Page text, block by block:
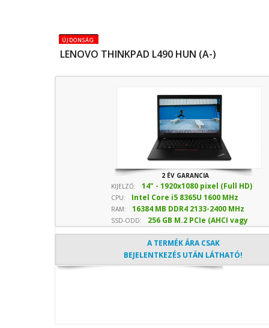
ÚJDONSÁG
LENOVO THINKPAD L490 HUN (A-)
2 ÉV GARANCIA
KIJELZŐ:
14" - 1920x1080 pixel (Full HD)
CPU:
Intel Core i5 8365U 1600 MHz
sebesség
RAM: 16384 MB DDR4 2133-2400 MHz
SSD-ODD:
256 GB M.2 PCIe (AHCI vagy
NVMe) SSD- Optika nélkül
A TERMÉK ÁRA CSAK
BEJELENTKEZÉS UTÁN LÁTHATÓ!